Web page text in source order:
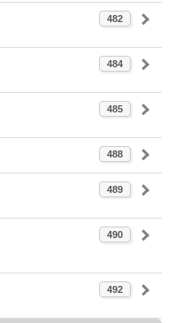
482
484
485
488
489
490
492